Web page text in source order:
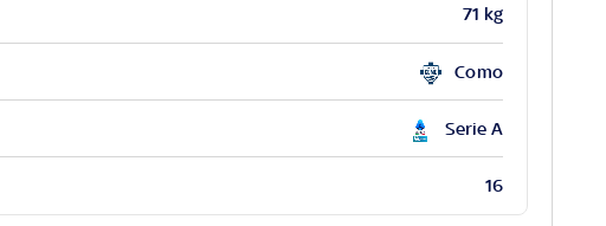
71 kg
Como
Serie A
16